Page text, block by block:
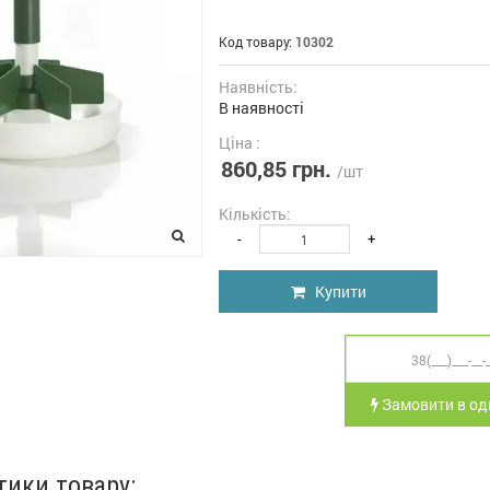
Код товару: 10302
Наявність:
В наявності
Ціна :
860,85 грн. /шт
Кількість:
- +
Купити
Замовити в